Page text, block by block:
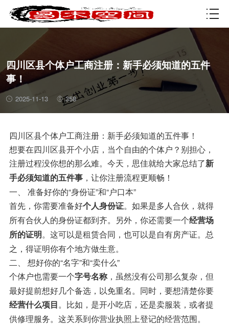
资质许可
四川区县个体户工商注册：新手必须知道的五件
事！
2025-11-13 358
四川区县个体户工商注册：新手必须知道的五件事！
想要在四川区县开个小店，当个自由的个体户？别担心，
注册过程没你想的那么难。今天，思佳就给大家总结了新
手必须知道的五件事，让你注册流程更顺畅！
一、 准备好你的“身份证”和“户口本”
首先，你需要准备好个人身份证。如果是多人合伙，就得
所有合伙人的身份证都到齐。另外，你还需要一个经营场
所的证明。这可以是租赁合同，也可以是自有房产证。总
之，得证明你有个地方做生意。
二、 想好你的“名字”和“卖什么”
个体户也需要一个字号名称，虽然没有公司那么复杂，但
最好提前想好几个备选，以免重名。同时，要想清楚你要
经营什么项目。比如，是开小吃店，还是卖服装，或者提
供修理服务。这关系到你营业执照上登记的经营范围。